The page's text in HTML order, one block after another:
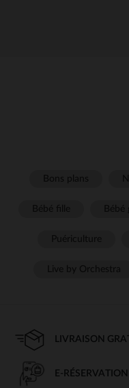
LIVRAISON
E-RÉSERVATION